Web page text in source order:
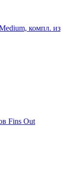
компл. из
Fins Out